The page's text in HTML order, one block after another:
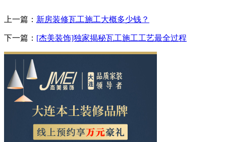
上一篇： 新房装修瓦工施工大概多少钱？
下一篇： [杰美装饰]独家揭秘瓦工施工工艺最全过程